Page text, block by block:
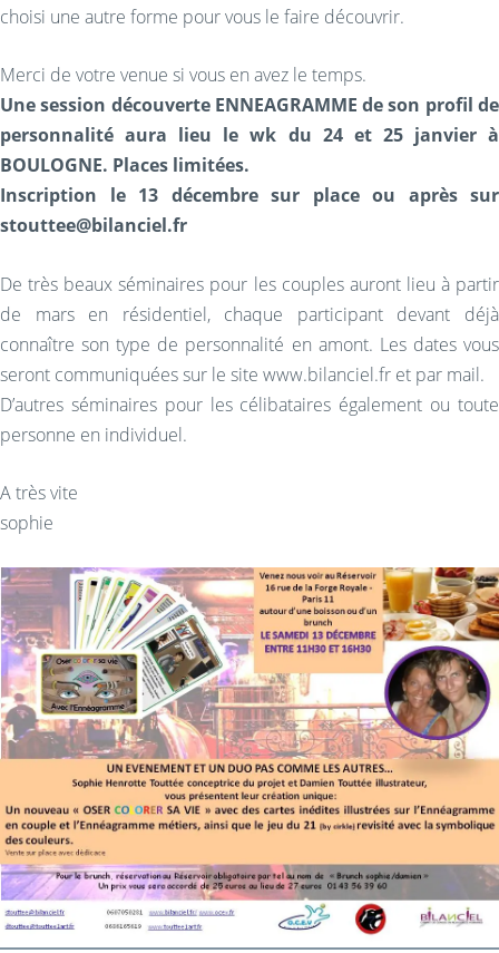
choisi une autre forme pour vous le faire découvrir.
Merci de votre venue si vous en avez le temps.
Une session découverte ENNEAGRAMME de son profil de
personnalité aura lieu le wk du 24 et 25 janvier à
BOULOGNE. Places limitées.
Inscription le 13 décembre sur place ou après sur
stouttee@bilanciel.fr
De très beaux séminaires pour les couples auront lieu à partir
de mars en résidentiel, chaque participant devant déjà
connaître son type de personnalité en amont. Les dates vous
seront communiquées sur le site www.bilanciel.fr et par mail.
D’autres séminaires pour les célibataires également ou toute
personne en individuel.
A très vite
sophie